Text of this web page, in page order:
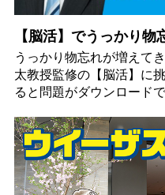
【脳活】でうっかり物
うっかり物忘れが増えて
太教授監修の【脳活】に
ると問題がダウンロードで